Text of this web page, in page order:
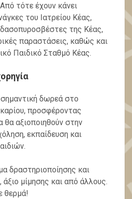
τότε έχουν κάνει
του Ιατρείου Κέας,
της Κέας,
παραστάσεις, καθώς και
Παιδικό Σταθμό Κέας.
δωρεά στο
προσφέροντας
θα αξιοποιηθούν στην
εκπαίδευση και
δραστηριοποίησης και
άξιο μίμησης και από άλλους.
θερμά!